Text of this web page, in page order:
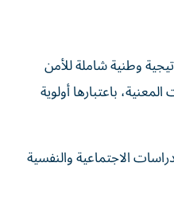
وطنية شاملة للأمن
باعتبارها أولوية
الاجتماعية والنفسية